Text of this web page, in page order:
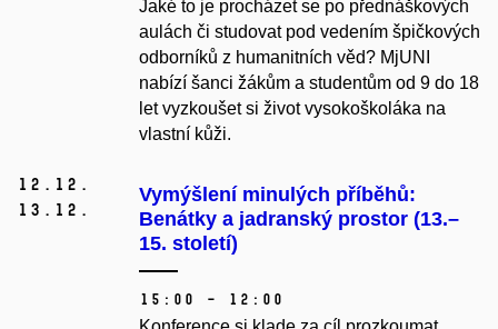
Jaké to je procházet se po přednáškových
aulách či studovat pod vedením špičkových
odborníků z humanitních věd? MjUNI
nabízí šanci žákům a studentům od 9 do 18
let vyzkoušet si život vysokoškoláka na
vlastní kůži.
12. 12.
13. 12.
Vymýšlení minulých příběhů:
Benátky a jadranský prostor (13.–
15. století)
15:00 – 12:00